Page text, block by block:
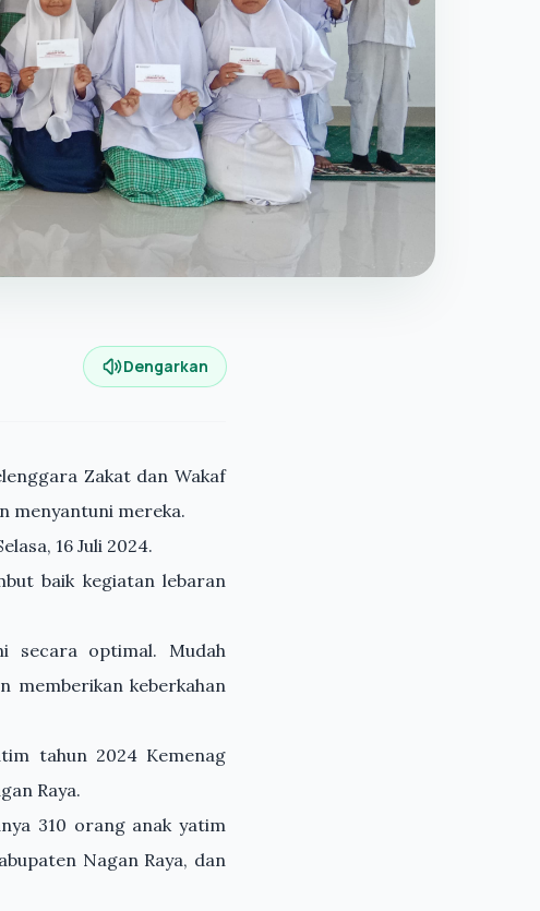
Dengarkan
Zakat dan Wakaf
menyantuni mereka.
16 Juli 2024.
baik kegiatan lebaran
secara optimal. Mudah
memberikan keberkahan
tahun 2024 Kemenag
Raya.
310 orang anak yatim
Nagan Raya, dan